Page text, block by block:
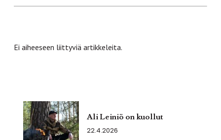
Ei aiheeseen liittyviä artikkeleita.
Ali Leiniö on kuollut
22.4.2026